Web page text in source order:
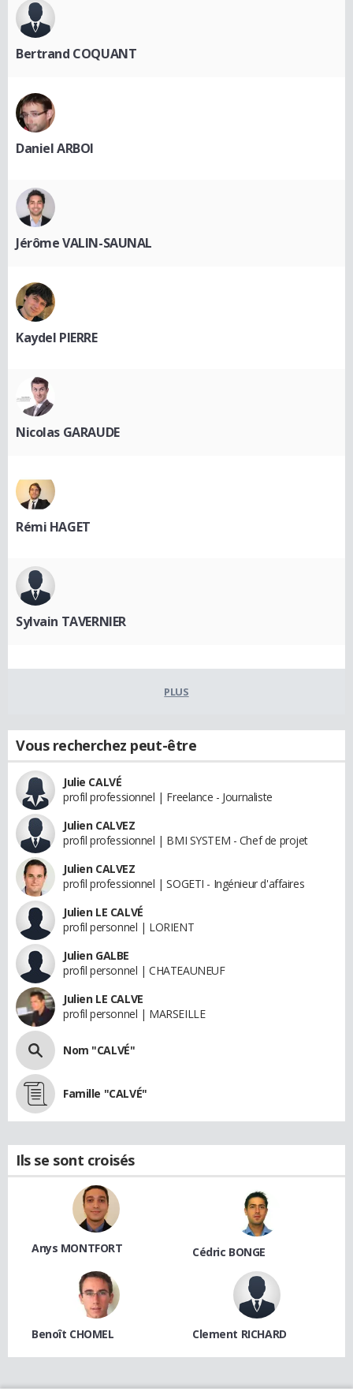
Bertrand COQUANT
Daniel ARBOI
Jérôme VALIN-SAUNAL
Kaydel PIERRE
Nicolas GARAUDE
Rémi HAGET
Sylvain TAVERNIER
PLUS
Vous recherchez peut-être
Julie CALVÉ
profil professionnel | Freelance - Journaliste
Julien CALVEZ
profil professionnel | BMI SYSTEM - Chef de projet
Julien CALVEZ
profil professionnel | SOGETI - Ingénieur d'affaires
Julien LE CALVÉ
profil personnel | LORIENT
Julien GALBE
profil personnel | CHATEAUNEUF
Julien LE CALVE
profil personnel | MARSEILLE
Nom "CALVÉ"
Famille "CALVÉ"
Ils se sont croisés
Anys MONTFORT Cédric BONGE
Benoît CHOMEL Clement RICHARD